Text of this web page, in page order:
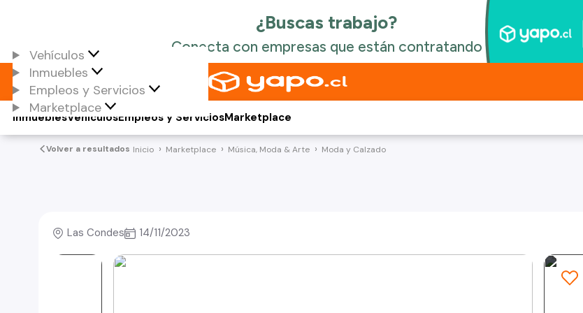
Vehículos
Inmuebles
Empleos y Servicios
Marketplace
Vehículos
Inmuebles Empleos y ServiciosMarketplace
Volver a resultados Inicio Marketplace Música, Moda & Arte Moda y Calzado
Las Condes 14/11/2023